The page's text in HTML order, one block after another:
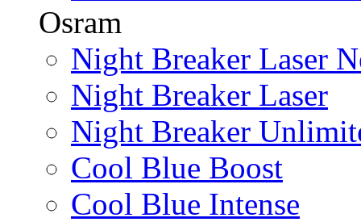
Osram
Night Breaker Laser
Night Breaker Laser
Night Breaker
Cool Blue Boost
Cool Blue Intense